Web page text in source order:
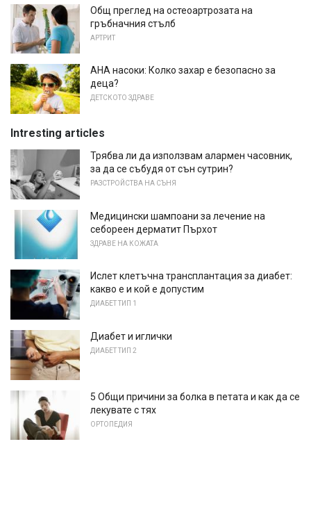
Общ преглед на остеоартрозата на
гръбначния стълб
АРТРИТ
AHA насоки: Колко захар е безопасно за
деца?
ДЕТСКОТО ЗДРАВЕ
Intresting articles
Трябва ли да използвам алармен часовник,
за да се събудя от сън сутрин?
РАЗСТРОЙСТВА НА СЪНЯ
Медицински шампоани за лечение на
себореен дерматит Пърхот
ЗДРАВЕ НА КОЖАТА
Ислет клетъчна трансплантация за диабет:
какво е и кой е допустим
ДИАБЕТ ТИП 1
Диабет и иглички
ДИАБЕТ ТИП 2
5 Общи причини за болка в петата и как да се
лекувате с тях
ОРТОПЕДИЯ